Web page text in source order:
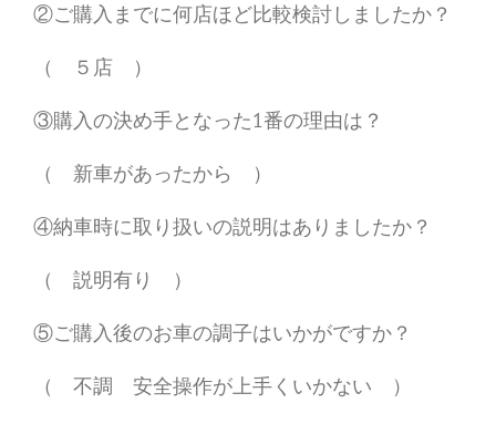
②ご購入までに何店ほど比較検討しましたか？
（ ５店 ）
③購入の決め手となった1番の理由は？
（ 新車があったから ）
④納車時に取り扱いの説明はありましたか？
（ 説明有り ）
⑤ご購入後のお車の調子はいかがですか？
（ 不調 安全操作が上手くいかない ）